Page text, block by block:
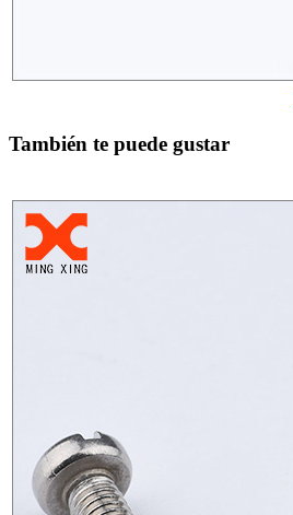
También te puede gustar